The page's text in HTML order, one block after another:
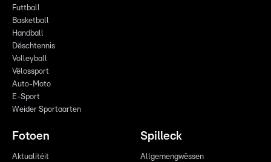
Futtball
Basketball
Handball
Dëschtennis
Volleyball
Vëlossport
Auto-Moto
E-Sport
Weider Sportaarten
Fotoen
Aktualitéit
Spilleck
Allgemengwëssen